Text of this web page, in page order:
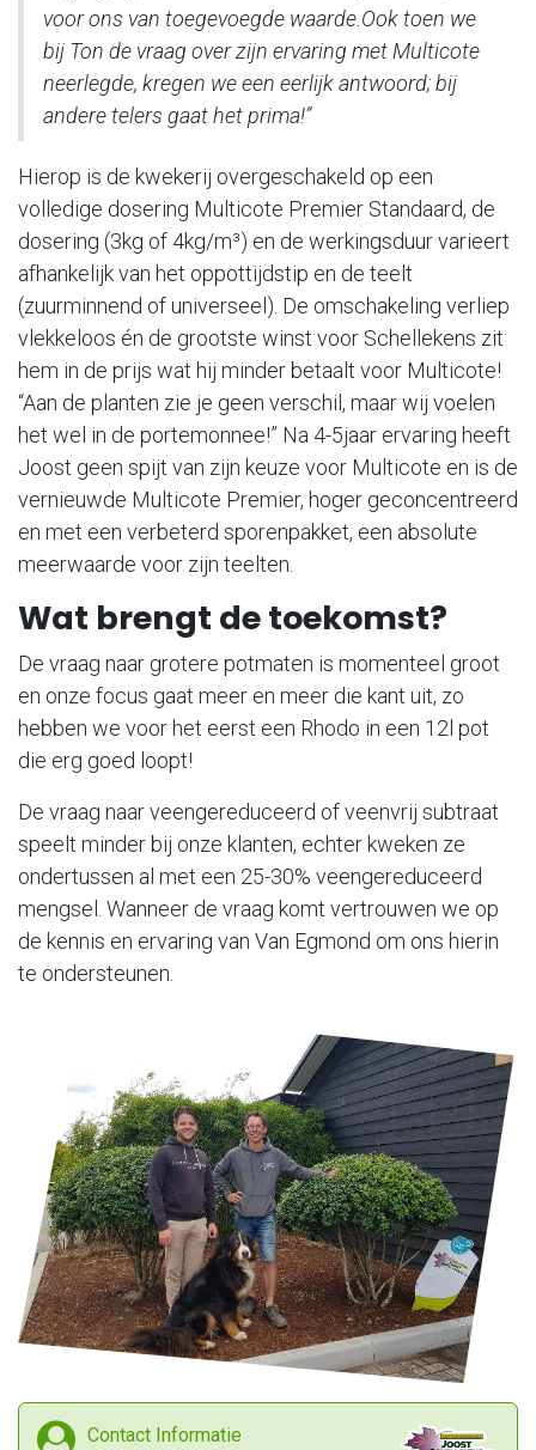
voor ons van toegevoegde waarde.Ook toen we
bij Ton de vraag over zijn ervaring met Multicote
neerlegde, kregen we een eerlijk antwoord; bij
andere telers gaat het prima!”
Hierop is de kwekerij overgeschakeld op een
volledige dosering Multicote Premier Standaard, de
dosering (3kg of 4kg/m³) en de werkingsduur varieert
afhankelijk van het oppottijdstip en de teelt
(zuurminnend of universeel). De omschakeling verliep
vlekkeloos én de grootste winst voor Schellekens zit
hem in de prijs wat hij minder betaalt voor Multicote!
“Aan de planten zie je geen verschil, maar wij voelen
het wel in de portemonnee!” Na 4-5jaar ervaring heeft
Joost geen spijt van zijn keuze voor Multicote en is de
vernieuwde Multicote Premier, hoger geconcentreerd
en met een verbeterd sporenpakket, een absolute
meerwaarde voor zijn teelten.
Wat brengt de toekomst?
De vraag naar grotere potmaten is momenteel groot
en onze focus gaat meer en meer die kant uit, zo
hebben we voor het eerst een Rhodo in een 12l pot
die erg goed loopt!
De vraag naar veengereduceerd of veenvrij subtraat
speelt minder bij onze klanten, echter kweken ze
ondertussen al met een 25-30% veengereduceerd
mengsel. Wanneer de vraag komt vertrouwen we op
de kennis en ervaring van Van Egmond om ons hierin
te ondersteunen.
Contact Informatie